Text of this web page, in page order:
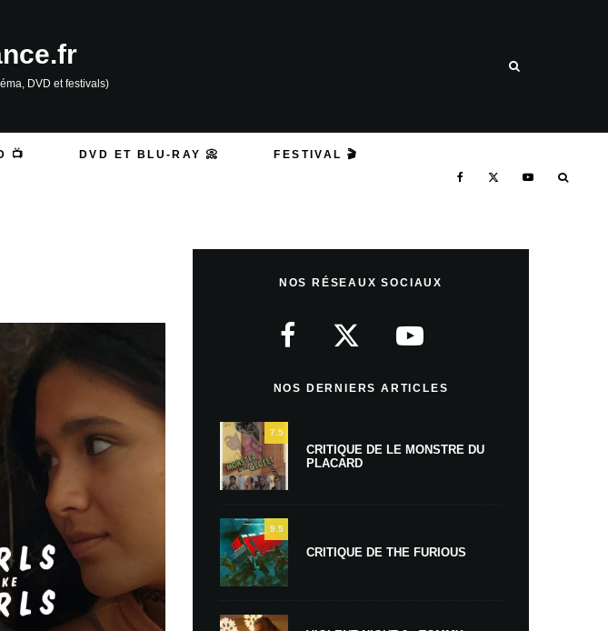
DVD et festivals)
📺 DVD ET BLU-RAY 📀 FESTIVAL 🎬
NOS RÉSEAUX SOCIAUX
NOS DERNIERS ARTICLES
7.5
CRITIQUE DE LE MONSTRE DU
PLACARD
9.5
CRITIQUE DE THE FURIOUS